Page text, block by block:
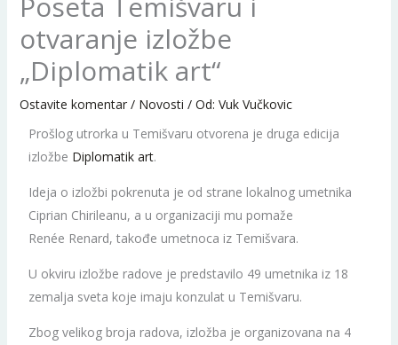
otvaranje izložbe
„Diplomatik art“
Ostavite komentar / Novosti / Od: Vuk Vučkovic
Prošlog utrorka u Temišvaru otvorena je druga edicija
izložbe Diplomatik art.
Ideja o izložbi pokrenuta je od strane lokalnog umetnika
Ciprian Chirileanu, a u organizaciji mu pomaže
Renée Renard, takođe umetnoca iz Temišvara.
U okviru izložbe radove je predstavilo 49 umetnika iz 18
zemalja sveta koje imaju konzulat u Temišvaru.
Zbog velikog broja radova, izložba je organizovana na 4